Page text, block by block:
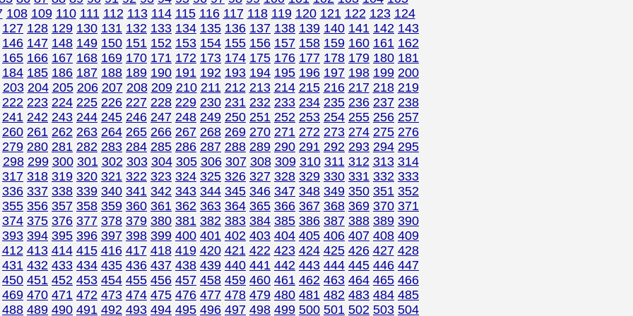
108 109 110 111 112 113 114 115 116 117 118 119 120 121 122 123 124
127 128 129 130 131 132 133 134 135 136 137 138 139 140 141 142 143
146 147 148 149 150 151 152 153 154 155 156 157 158 159 160 161 162
165 166 167 168 169 170 171 172 173 174 175 176 177 178 179 180 181
184 185 186 187 188 189 190 191 192 193 194 195 196 197 198 199 200
203 204 205 206 207 208 209 210 211 212 213 214 215 216 217 218 219
222 223 224 225 226 227 228 229 230 231 232 233 234 235 236 237 238
241 242 243 244 245 246 247 248 249 250 251 252 253 254 255 256 257
260 261 262 263 264 265 266 267 268 269 270 271 272 273 274 275 276
279 280 281 282 283 284 285 286 287 288 289 290 291 292 293 294 295
298 299 300 301 302 303 304 305 306 307 308 309 310 311 312 313 314
317 318 319 320 321 322 323 324 325 326 327 328 329 330 331 332 333
336 337 338 339 340 341 342 343 344 345 346 347 348 349 350 351 352
355 356 357 358 359 360 361 362 363 364 365 366 367 368 369 370 371
374 375 376 377 378 379 380 381 382 383 384 385 386 387 388 389 390
393 394 395 396 397 398 399 400 401 402 403 404 405 406 407 408 409
412 413 414 415 416 417 418 419 420 421 422 423 424 425 426 427 428
431 432 433 434 435 436 437 438 439 440 441 442 443 444 445 446 447
450 451 452 453 454 455 456 457 458 459 460 461 462 463 464 465 466
469 470 471 472 473 474 475 476 477 478 479 480 481 482 483 484 485
488 489 490 491 492 493 494 495 496 497 498 499 500 501 502 503 504